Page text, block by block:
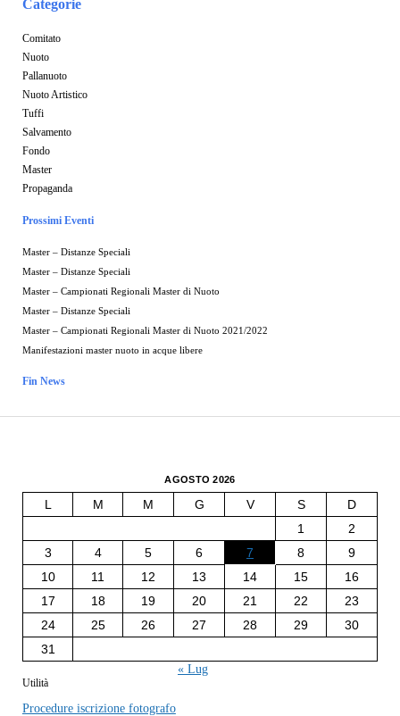
Categorie
Comitato
Nuoto
Pallanuoto
Nuoto Artistico
Tuffi
Salvamento
Fondo
Master
Propaganda
Prossimi Eventi
Master – Distanze Speciali
Master – Distanze Speciali
Master – Campionati Regionali Master di Nuoto
Master – Distanze Speciali
Master – Campionati Regionali Master di Nuoto 2021/2022
Manifestazioni master nuoto in acque libere
Fin News
AGOSTO 2026
L M M G V S
D
1
2
3
4 5 6 7 8
9
10
11 12 13 14 15
16
17
18 19 20 21 22
23
24
25 26 27 28 29
30
31
« Lug
Utilità
Procedure iscrizione fotografo